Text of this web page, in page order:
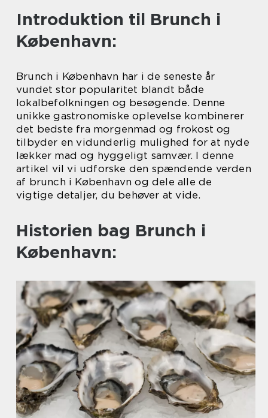
Introduktion til Brunch i
København:
Brunch i København har i de seneste år
vundet stor popularitet blandt både
lokalbefolkningen og besøgende. Denne
unikke gastronomiske oplevelse kombinerer
det bedste fra morgenmad og frokost og
tilbyder en vidunderlig mulighed for at nyde
lækker mad og hyggeligt samvær. I denne
artikel vil vi udforske den spændende verden
af brunch i København og dele alle de
vigtige detaljer, du behøver at vide.
Historien bag Brunch i
København: